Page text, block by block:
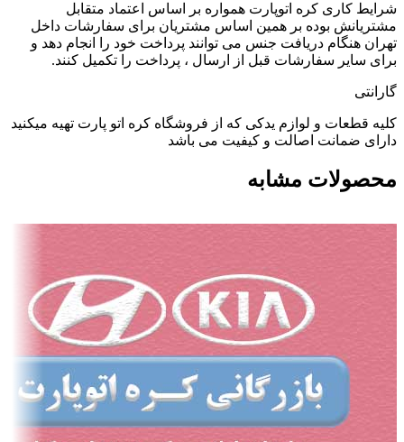
شرایط کاری کره اتوپارت همواره بر اساس اعتماد متقابل
مشتریانش بوده بر همین اساس مشتریان برای سفارشات داخل
تهران هنگام دریافت جنس می توانند پرداخت خود را انجام دهد و
برای سایر سفارشات قبل از ارسال ، پرداخت را تکمیل کنند.
گارانتی
کلیه قطعات و لوازم یدکی که از فروشگاه کره اتو پارت تهیه میکنید
دارای ضمانت اصالت و کیفیت می باشد
محصولات مشابه